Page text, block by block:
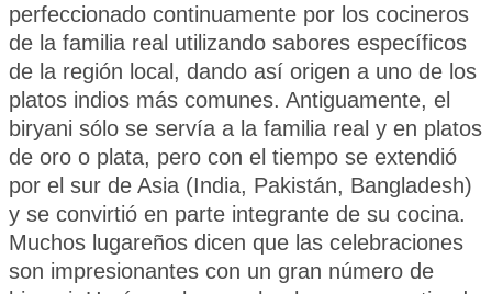
perfeccionado continuamente por los cocineros
de la familia real utilizando sabores específicos
de la región local, dando así origen a uno de los
platos indios más comunes. Antiguamente, el
biryani sólo se servía a la familia real y en platos
de oro o plata, pero con el tiempo se extendió
por el sur de Asia (India, Pakistán, Bangladesh)
y se convirtió en parte integrante de su cocina.
Muchos lugareños dicen que las celebraciones
son impresionantes con un gran número de